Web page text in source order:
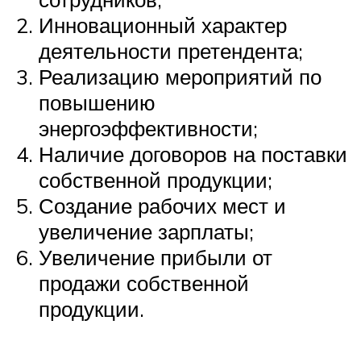
Инновационный характер
деятельности претендента;
Реализацию мероприятий по
повышению
энергоэффективности;
Наличие договоров на поставки
собственной продукции;
Создание рабочих мест и
увеличение зарплаты;
Увеличение прибыли от
продажи собственной
продукции.